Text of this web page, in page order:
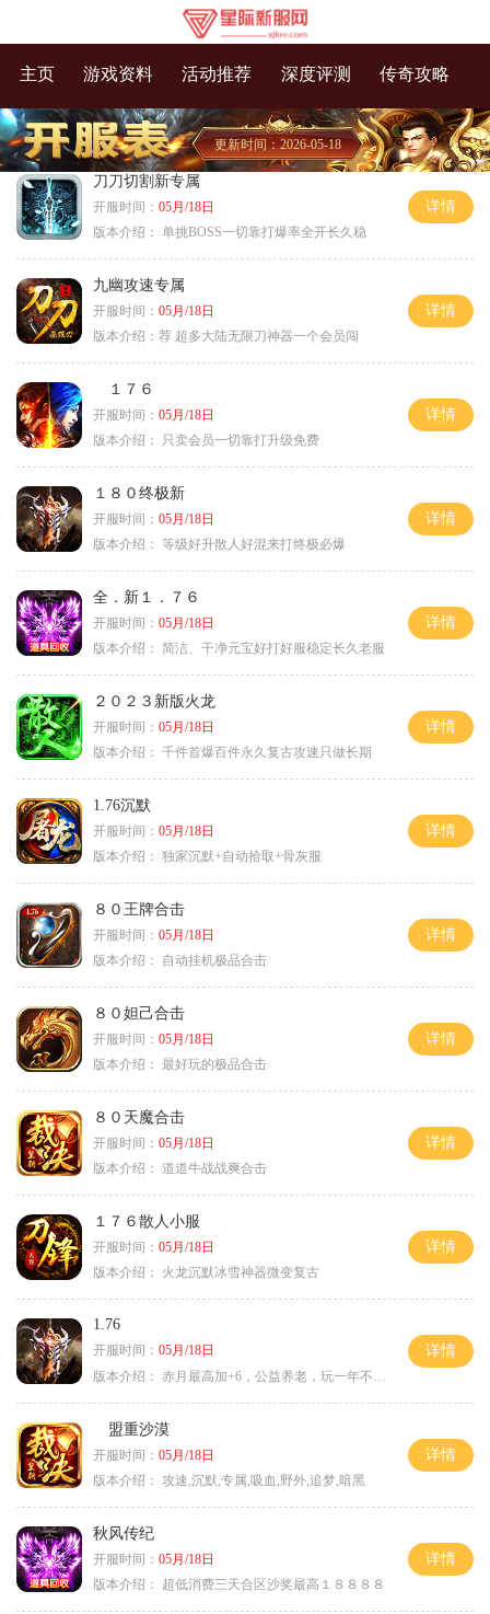
主页 游戏资料 活动推荐 深度评测 传奇攻略
更新时间：2026-05-18
刀刀切割新专属
开服时间： 05月/18日
版本介绍： 单挑BOSS一切靠打爆率全开长久稳
详情
九幽攻速专属
开服时间： 05月/18日
版本介绍： 荐 超多大陆无限刀神器一个会员闯
详情
１７６
开服时间： 05月/18日
版本介绍：
只卖会员一切靠打升级免费
详情
１８０终极新
开服时间： 05月/18日
版本介绍： 等级好升散人好混来打终极必爆
详情
全．新１．７６
开服时间： 05月/18日
版本介绍： 简洁、干净元宝好打好服稳定长久老服
详情
２０２３新版火龙
开服时间： 05月/18日
版本介绍： 千件首爆百件永久复古攻速只做长期
详情
1.76沉默
开服时间： 05月/18日
版本介绍： 独家沉默+自动拾取+骨灰服
详情
８０王牌合击
开服时间： 05月/18日
版本介绍：
自动挂机极品合击
详情
８０妲己合击
开服时间： 05月/18日
版本介绍： 最好玩的极品合击
详情
８０天魔合击
开服时间： 05月/18日
版本介绍： 道道牛战战爽合击
详情
１７６散人小服
开服时间： 05月/18日
版本介绍：
火龙沉默冰雪神器微变复古
详情
1.76
开服时间： 05月/18日
版本介绍： 赤月最高加+6，公益养老，玩一年不腻，屠龙
详情
盟重沙漠
开服时间： 05月/18日
版本介绍： 攻速,沉默,专属,吸血,野外,追梦,暗黑
详情
秋风传纪
开服时间： 05月/18日
版本介绍：
超低消费三天合区沙奖最高１８８８８
详情